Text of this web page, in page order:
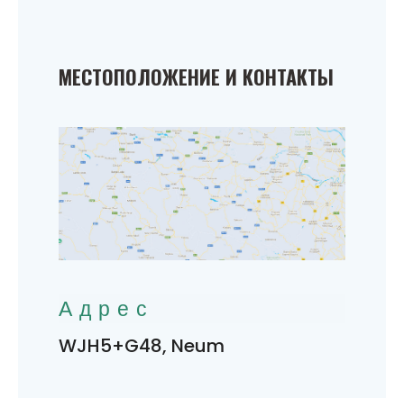
МЕСТОПОЛОЖЕНИЕ И КОНТАКТЫ
Адрес
WJH5+G48, Neum